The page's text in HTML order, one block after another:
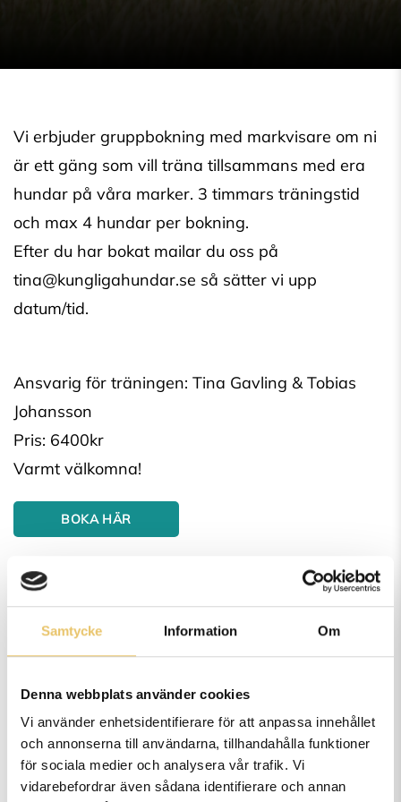
Samtycke Information Om
Denna webbplats använder cookies
Vi använder enhetsidentifierare för att anpassa innehållet
och annonserna till användarna, tillhandahålla funktioner
för sociala medier och analysera vår trafik. Vi
vidarebefordrar även sådana identifierare och annan
Vi erbjuder gruppbokning med markvisare om ni
är ett gäng som vill träna tillsammans med era
hundar på våra marker. 3 timmars träningstid
och max 4 hundar per bokning.
Efter du har bokat mailar du oss på
tina@kungligahundar.se så sätter vi upp
datum/tid.
Ansvarig för träningen: Tina Gavling & Tobias
Johansson
Pris: 6400kr
Varmt välkomna!
BOKA HÄR